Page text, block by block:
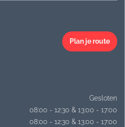
Plan je route
Gesloten
08:00 - 12:30 & 13:00 - 17:00
08:00 - 12:30 & 13:00 - 17:00